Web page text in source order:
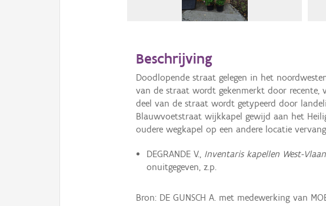
Beschrijving
Doodlopende straat gelegen in het
van de straat wordt gekenmerkt door recente,
deel van de straat wordt getypeerd door
Blauwvoetstraat wijkkapel gewijd aan het
oudere wegkapel op een andere locatie
DEGRANDE V., Inventaris kapellen West-
onuitgegeven, z.p.
Bron: DE GUNSCH A. met medewerking van